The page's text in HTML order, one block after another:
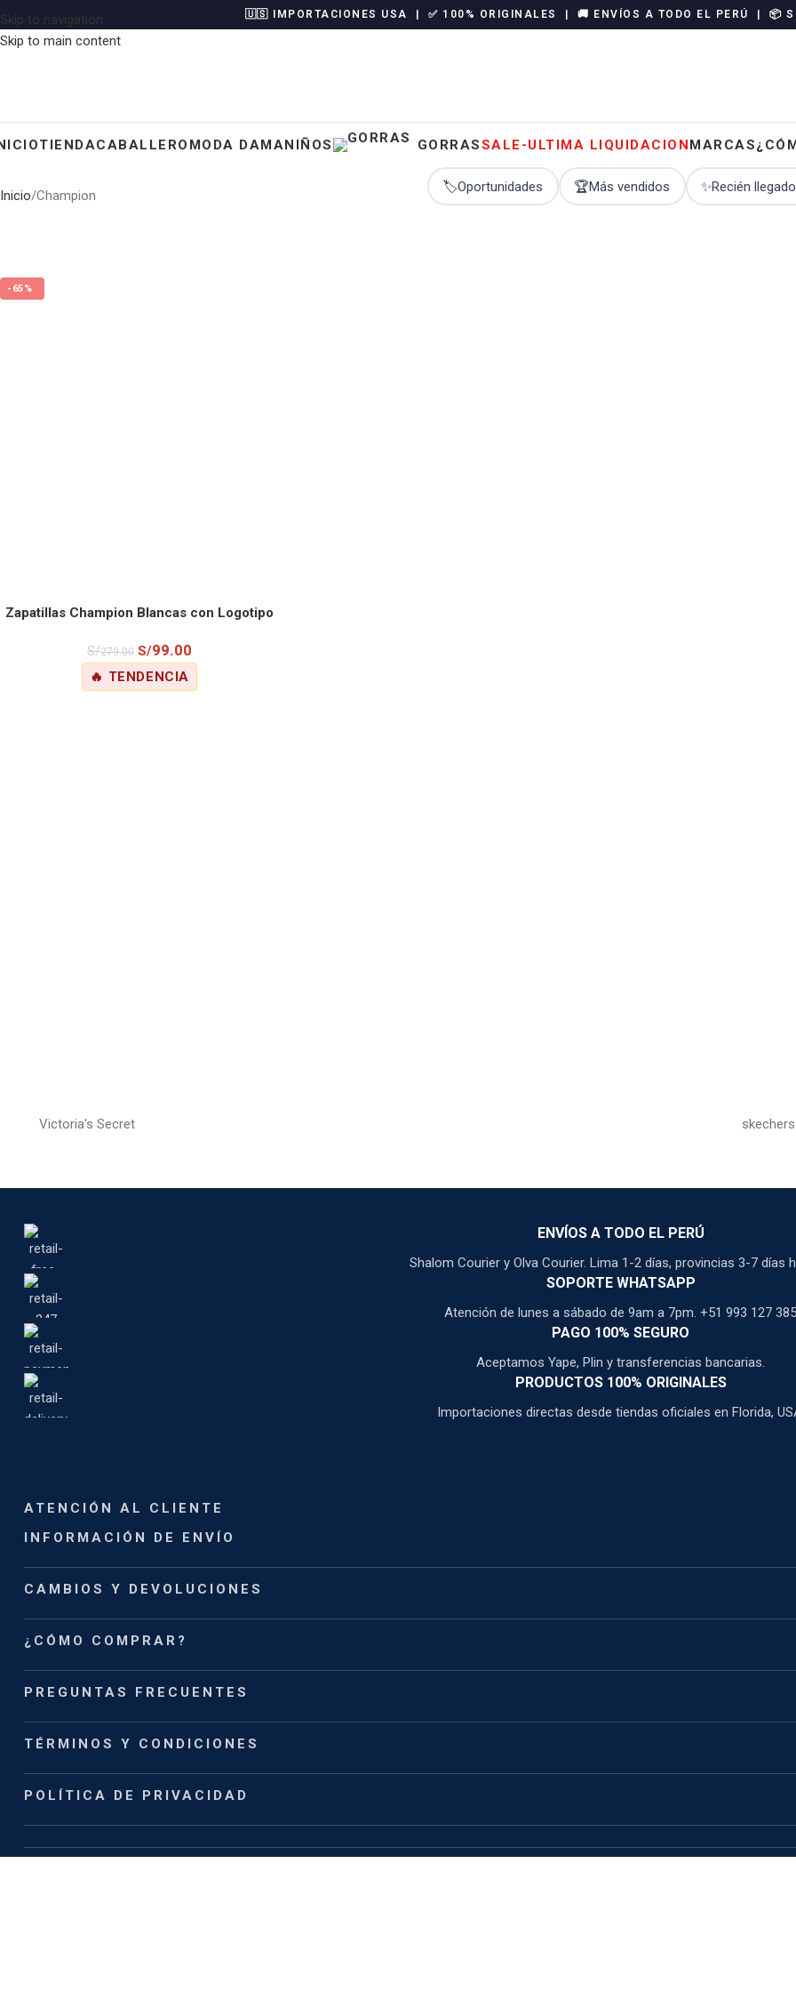
🇺🇸 IMPORTACIONES USA | ✅ 100% ORIGINALES | 🚚 ENVÍOS A TODO EL PERÚ | 📦
Skip to navigation
Skip to main content
TIENDACABALLERO MODA DAMANIÑOS GORRASSALE-ULTIMA LIQUIDACIONMARCAS
Inicio Champion
🏷️Oportunidades 🏆Más vendidos ✨Recién
-65%
Zapatillas Champion Blancas con Logotipo
S/279.00 S/99.00
🔥 TENDENCIA
Victoria's Secret skechers
ENVÍOS A TODO EL PERÚ
Shalom Courier y Olva Courier. Lima 1-2 días, provincias 3-7 días
SOPORTE WHATSAPP
Atención de lunes a sábado de 9am a 7pm. +51 993 127
PAGO 100% SEGURO
Aceptamos Yape, Plin y transferencias bancarias.
PRODUCTOS 100% ORIGINALES
Importaciones directas desde tiendas oficiales en Florida,
ATENCIÓN AL CLIENTE
INFORMACIÓN DE ENVÍO
CAMBIOS Y DEVOLUCIONES
¿CÓMO COMPRAR?
PREGUNTAS FRECUENTES
TÉRMINOS Y CONDICIONES
POLÍTICA DE PRIVACIDAD